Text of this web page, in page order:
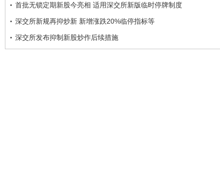
首批无锁定期新股今亮相 适用深交所新版临时停牌制度
深交所新规再抑炒新 新增涨跌20%临停指标等
深交所发布抑制新股炒作后续措施